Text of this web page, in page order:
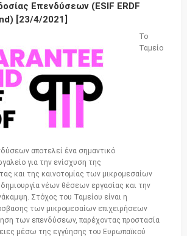
Επενδύσεων (ESIF ERDF
[23/4/2021]
Το
Ταμείο
αποτελεί ένα σημαντικό
για την ενίσχυση της
και της καινοτομίας των μικρομεσαίων
νέων θέσεων εργασίας και την
Στόχος του Ταμείου είναι η
των μικρομεσαίων επιχειρήσεων
των επενδύσεων, παρέχοντας προστασία
μέσω της εγγύησης του Ευρωπαϊκού